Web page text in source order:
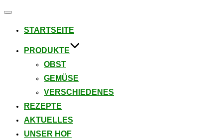
Navigation
STARTSEITE
PRODUKTE
OBST
GEMÜSE
VERSCHIEDENES
REZEPTE
AKTUELLES
UNSER HOF